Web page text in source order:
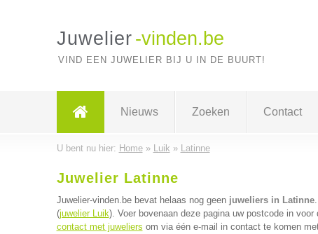
Juwelier -vinden.be
VIND EEN JUWELIER BIJ U IN DE BUURT!
Nieuws Zoeken Contact
U bent nu hier: Home» Luik » Latinne
Juwelier Latinne
Juwelier-vinden.be bevat helaas nog geen juweliers in Latinne
(juwelier Luik). Voer bovenaan deze pagina uw postcode in
contact met juweliers om via één e-mail in contact te komen